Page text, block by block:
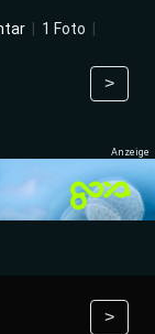
1 Foto
>
>